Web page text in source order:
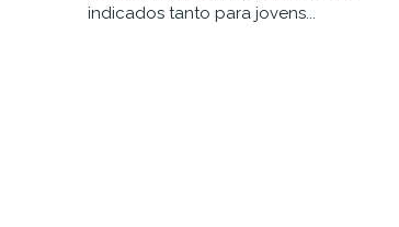
indicados tanto para jovens...